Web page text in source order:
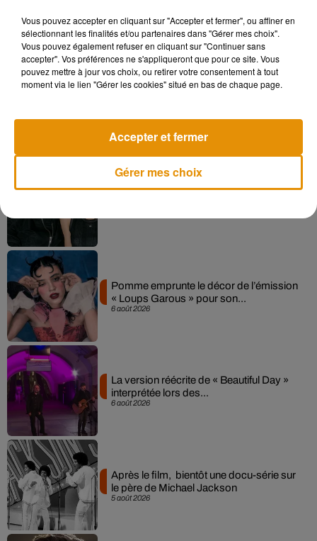
Musique
7 août 2026
Angèle et Amélie Lens dévoilent leur
6 août 2026
Pomme emprunte le décor de l’émission
« Loups Garous » pour son...
6 août 2026
La version réécrite de « Beautiful Day »
interprétée lors des...
5 août 2026
Après le film, bientôt une docu-série sur
le père de Michael Jackson
Vous pouvez accepter en cliquant sur "Accepter et fermer", ou affiner en
sélectionnant les finalités et/ou partenaires dans "Gérer mes choix".
Vous pouvez également refuser en cliquant sur "Continuer sans
accepter". Vos préférences ne s'appliqueront que pour ce site. Vous
pouvez mettre à jour vos choix, ou retirer votre consentement à tout
moment via le lien "Gérer les cookies" situé en bas de chaque page.
Gérer mes choix
Accepter et fermer